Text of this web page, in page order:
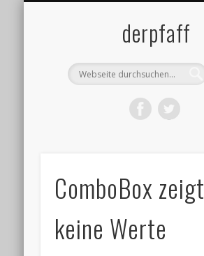
derpfaff
ComboBox zeigt
keine Werte